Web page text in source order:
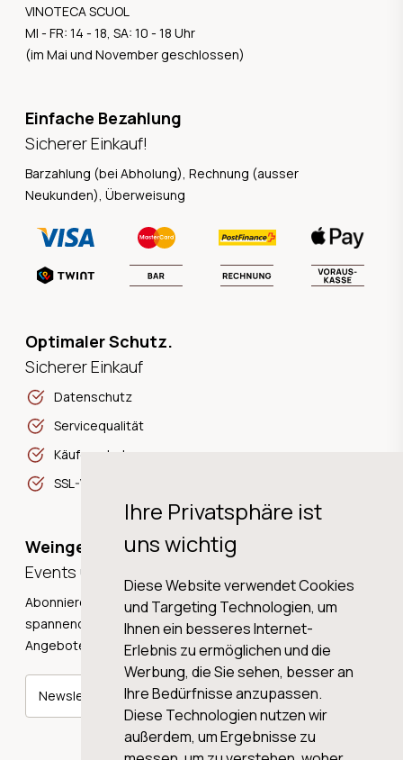
Ihre Privatsphäre ist
uns wichtig
Diese Website verwendet Cookies
und Targeting Technologien, um
Ihnen ein besseres Internet-
Erlebnis zu ermöglichen und die
Werbung, die Sie sehen, besser an
Ihre Bedürfnisse anzupassen.
Diese Technologien nutzen wir
außerdem, um Ergebnisse zu
VINOTECA SCUOL
MI - FR: 14 - 18, SA: 10 - 18 Uhr
(im Mai und November geschlossen)
Einfache Bezahlung
Sicherer Einkauf!
Barzahlung (bei Abholung), Rechnung (ausser
Neukunden), Überweisung
Optimaler Schutz.
Sicherer Einkauf
Datenschutz
Servicequalität
Käuferschutz
SSL-Verschlüsselung
Weingeschichten,
Events und Neuigkeiten!
Abonnieren Sie unseren Newsletter und erhalten Sie
spannende Weingeschichten, Neuigkeiten und tolle
Angebote direkt in Ihre Mailbox.
Newsletter abonnieren